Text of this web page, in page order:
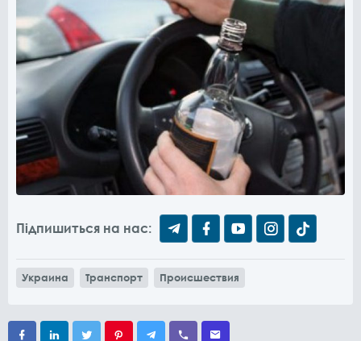
Підпишиться на нас:
Украина Транспорт Происшествия